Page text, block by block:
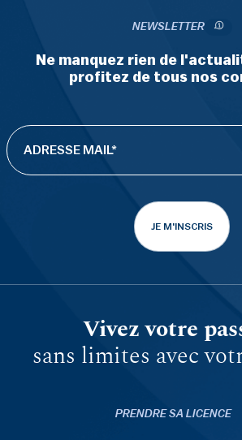
NEWSLETTER
Ne manquez rien de
profitez de tous nos
JE M'INSCRIS
Vivez votre
sans limites avec
PRENDRE SA LICENCE